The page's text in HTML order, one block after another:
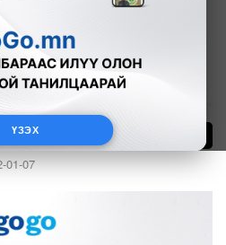
ҮЗЭХ
стандартыг
хэвлэл
боллоо
1840
01-07